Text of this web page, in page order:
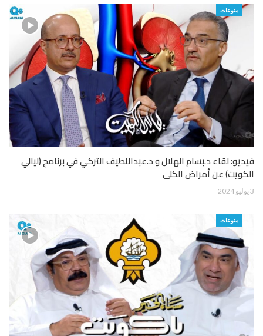
منوعات
فيديو: لقاء د.بسام الهلال و د.عبداللطيف التركي في برنامج (ليالي
الكويت) عن أمراض الكلى
3 يوليو 2024
منوعات